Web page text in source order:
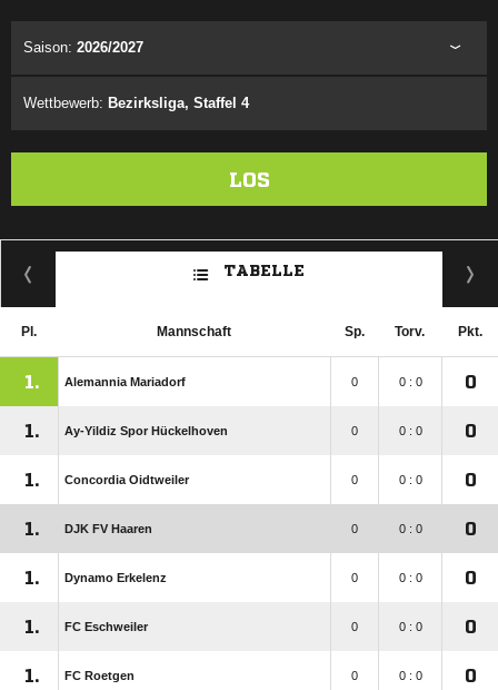
Saison: 2026/2027
Wettbewerb: Bezirksliga, Staffel 4
LOS
TABELLE
Pl. Mannschaft Sp. Torv. Pkt.
1. Alemannia Mariadorf 0 0 : 0 0
1. Ay-Yildiz Spor Hückelhoven 0 0 : 0 0
1. Concordia Oidtweiler 0 0 : 0 0
1. DJK FV Haaren 0 0 : 0 0
1. Dynamo Erkelenz 0 0 : 0 0
1. FC Eschweiler 0 0 : 0 0
1. FC Roetgen 0 0 : 0 0